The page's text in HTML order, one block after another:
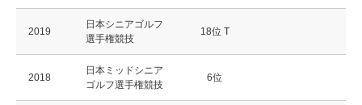
2019
日本シニアゴルフ
選手権競技
18位 T
2018
日本ミッドシニア
ゴルフ選手権競技
6位